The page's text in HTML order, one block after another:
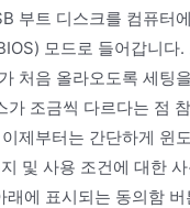
부트 디스크를 컴퓨터
모드로 들어갑니
처음 올라오도록 세팅
조금씩 다르다는 점
제부터는 간단하게 윈
및 사용 조건에 대한
에 표시되는 동의함